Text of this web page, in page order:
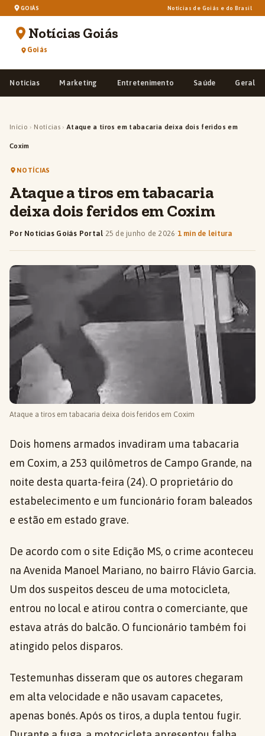
GOIÁS Notícias de Goiás e do Brasil
Notícias Goiás
Goiás
Notícias Marketing Entretenimento Saúde Geral
Início › Notícias › Ataque a tiros em tabacaria deixa dois feridos em
Coxim
NOTÍCIAS
Ataque a tiros em tabacaria
deixa dois feridos em Coxim
Por Notícias Goiás Portal·25 de junho de 2026·1 min de leitura
Ataque a tiros em tabacaria deixa dois feridos em Coxim
Dois homens armados invadiram uma tabacaria
em Coxim, a 253 quilômetros de Campo Grande, na
noite desta quarta-feira (24). O proprietário do
estabelecimento e um funcionário foram baleados
e estão em estado grave.
De acordo com o site Edição MS, o crime aconteceu
na Avenida Manoel Mariano, no bairro Flávio Garcia.
Um dos suspeitos desceu de uma motocicleta,
entrou no local e atirou contra o comerciante, que
estava atrás do balcão. O funcionário também foi
atingido pelos disparos.
Testemunhas disseram que os autores chegaram
em alta velocidade e não usavam capacetes,
apenas bonés. Após os tiros, a dupla tentou fugir.